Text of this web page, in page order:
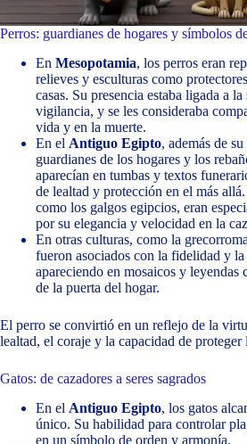
Perros: guardianes de hogares y símbolos
En Mesopotamia, los perros eran
relieves y esculturas como
casas. Su presencia estaba ligada a
vigilancia, y se les consideraba
vida y en la muerte.
En el Antiguo Egipto, además de
guardianes de los hogares y los
aparecían en tumbas y textos
de lealtad y protección en el más
como los galgos egipcios, eran
por su elegancia y velocidad en la
En otras culturas, como la
fueron asociados con la fidelidad y la
apareciendo en mosaicos y leyendas
de la puerta del hogar.
El perro se convirtió en un reflejo de la
lealtad, el coraje y la capacidad de proteger
Gatos: de cazadores a seres sagrados
En el Antiguo Egipto, los gatos
único. Su habilidad para controlar
en un símbolo de orden y armonía.